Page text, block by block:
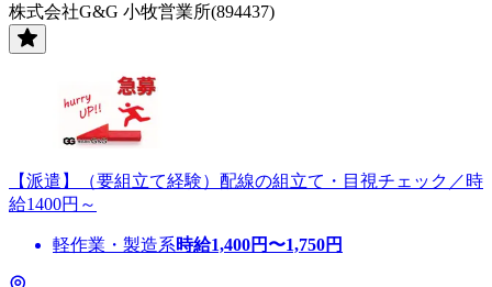
株式会社G&G 小牧営業所(894437)
【派遣】（要組立て経験）配線の組立て・目視チェック／時
給1400円～
軽作業・製造系時給1,400円〜1,750円